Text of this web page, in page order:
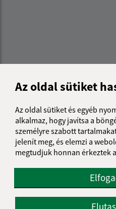
Az oldal sütiket
Az oldal sütiket és egyéb
alkalmaz, hogy javítsa a
személyre szabott
jelenít meg, és elemzi a
megtudjuk honnan érkeztek
Az
Személyes